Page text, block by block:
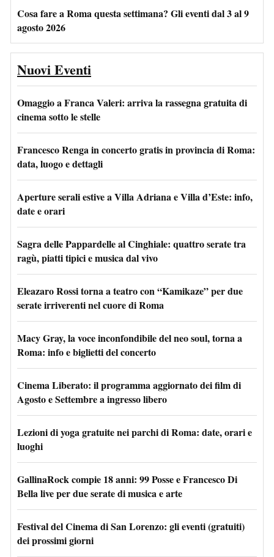
Cosa fare a Roma questa settimana? Gli eventi dal 3 al 9
agosto 2026
Nuovi Eventi
Omaggio a Franca Valeri: arriva la rassegna gratuita di
cinema sotto le stelle
Francesco Renga in concerto gratis in provincia di Roma:
data, luogo e dettagli
Aperture serali estive a Villa Adriana e Villa d’Este: info,
date e orari
Sagra delle Pappardelle al Cinghiale: quattro serate tra
ragù, piatti tipici e musica dal vivo
Eleazaro Rossi torna a teatro con “Kamikaze” per due
serate irriverenti nel cuore di Roma
Macy Gray, la voce inconfondibile del neo soul, torna a
Roma: info e biglietti del concerto
Cinema Liberato: il programma aggiornato dei film di
Agosto e Settembre a ingresso libero
Lezioni di yoga gratuite nei parchi di Roma: date, orari e
luoghi
GallinaRock compie 18 anni: 99 Posse e Francesco Di
Bella live per due serate di musica e arte
Festival del Cinema di San Lorenzo: gli eventi (gratuiti)
dei prossimi giorni